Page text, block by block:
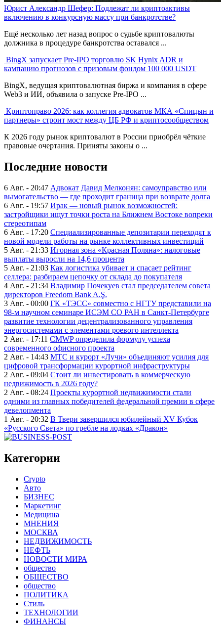
Юрист Александр Шефер: Подлежат ли криптоактивы
включению в конкурсную массу при банкротстве?
Ещё несколько лет назад вопрос о судьбе криптовалюты
должника в процедуре банкротства оставался ...
BingX запускает Pre-IPO торговлю SK Hynix ADR и
кампанию прогнозов с призовым фондом 100 000 USDT
BingX, ведущая криптовалютная биржа и компания в сфере
Web3 и ИИ, объявила о запуске Pre-IPO ...
Криптоправо 2026: как коллегия адвокатов МКА «Спицын и
партнеры» строит мост между ЦБ РФ и криптосообществом
К 2026 году рынок криптовалют в России приобрёл чёткие
правовые очертания. Приняты законы о ...
Последние новости
6 Авг. - 20:47 Адвокат Давид Мелконян: самоуправство или
вымогательство — где проходит граница при возврате долга
6 Авг. - 19:57 Ирак — новый рынок возможностей:
застройщики ищут точки роста на Ближнем Востоке вопреки
стереотипам
6 Авг. - 17:20 Специализированные депозитарии переходят к
новой модели работы на рынке коллективных инвестиций
5 Авг. - 21:33 Игорная зона «Красная Поляна»: налоговые
выплаты выросли на 14,6 процента
5 Авг. - 21:03 Как логистика убивает и спасает рейтинг
селлера: разбираем цепочку от склада до покупателя
4 Авг. - 21:34 Владимир Почекуев стал председателем совета
директоров Freedom Bank A.Ş.
3 Авг. - 00:00 ГК «ТЭСС» совместно с НГТУ представили на
98-м научном семинаре ИСЭМ СО РАН в Санкт-Петербурге
развитие технологии децентрализованного управления
энергосистемами с элементами роевого интеллекта
2 Авг. - 17:11 CMWP определила формулу успеха
современного офисного проекта
2 Авг. - 14:43 МТС и курорт «Лучи» объединяют усилия для
цифровой трансформации курортной инфраструктуры
2 Авг. - 09:04 Стоит ли инвестировать в коммерческую
недвижимость в 2026 году?
2 Авг. - 08:24 Проекты курортной недвижимости стали
одними из главных победителей федеральной премии в сфере
девелопмента
1 Авг. - 20:32 В Твери завершился юбилейный XV Кубок
«Русского Света» по гребле на лодках «Дракон»
Категории
Crypto
Авто
БИЗНЕС
Маркетинг
Медицина
МНЕНИЯ
МОСКВА
НЕДВИЖИМОСТЬ
НЕФТЬ
НОВОСТИ МИРА
общество
ОБЩЕСТВО
общество
ПОЛИТИКА
Стиль
ТЕХНОЛОГИИ
ФИНАНСЫ